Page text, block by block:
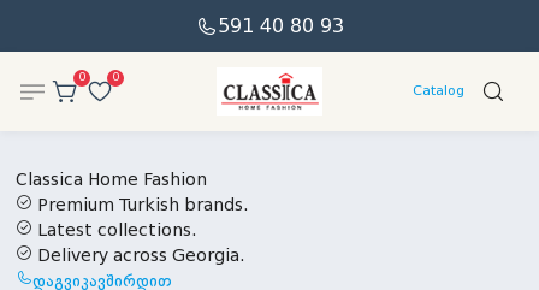
591 40 80 93
0 0
Catalog
Classica Home Fashion
Premium Turkish brands.
Latest collections.
Delivery across Georgia.
დაგვიკავშირდით